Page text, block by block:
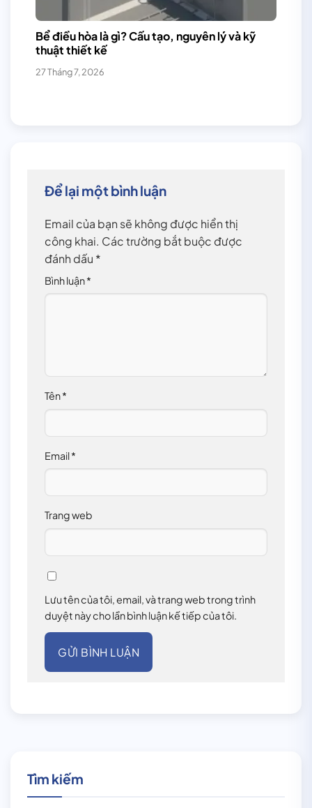
Bể điều hòa là gì? Cấu tạo, nguyên lý và kỹ
thuật thiết kế
27 Tháng 7, 2026
Để lại một bình luận
Email của bạn sẽ không được hiển thị
công khai. Các trường bắt buộc được
đánh dấu *
Bình luận*
Tên*
Email*
Trang web
Lưu tên của tôi, email, và trang web trong trình
duyệt này cho lần bình luận kế tiếp của tôi.
Tìm kiếm